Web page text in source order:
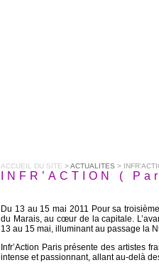
ACCUEIL DU SITE >ACTUALITES >
INFR’ACTION (
Du 13 au 15 mai 2011 Pour sa
du Marais, au cœur de la capitale.
13 au 15 mai, illuminant au passage la
Infr’Action Paris présente des artistes
intense et passionnant, allant au-delà